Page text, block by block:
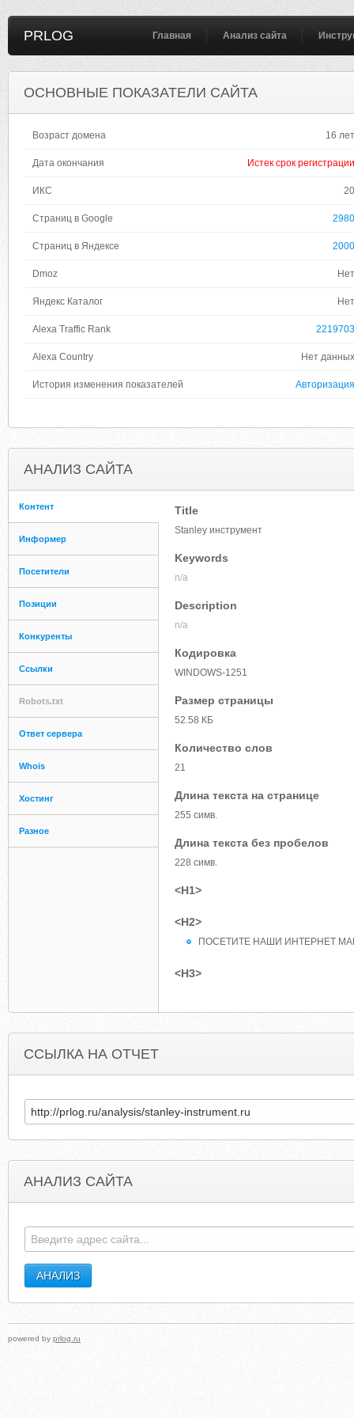
PRLOG Главная Анализ сайта
ОСНОВНЫЕ ПОКАЗАТЕЛИ САЙТА
Возраст домена 16 лет
Дата окончания Истек срок регистрации
ИКС 20
Страниц в Google 2980
Страниц в Яндексе 2000
Dmoz Нет
Яндекс Каталог Нет
Alexa Traffic Rank 2219703
Alexa Country Нет данных
История изменения показателей Авторизация
АНАЛИЗ САЙТА
Контент
Информер
Посетители
Позиции
Конкуренты
Ссылки
Robots.txt
Ответ сервера
Whois
Хостинг
Разное
Title
Stanley инструмент
Keywords
n/a
Description
n/a
Кодировка
WINDOWS-1251
Размер страницы
52.58 КБ
Количество слов
21
Длина текста на странице
255 симв.
Длина текста без пробелов
228 симв.
<H1>
<H2>
ПОСЕТИТЕ НАШИ ИНТЕРНЕТ
<H3>
ССЫЛКА НА ОТЧЕТ
АНАЛИЗ САЙТА
powered by prlog.ru